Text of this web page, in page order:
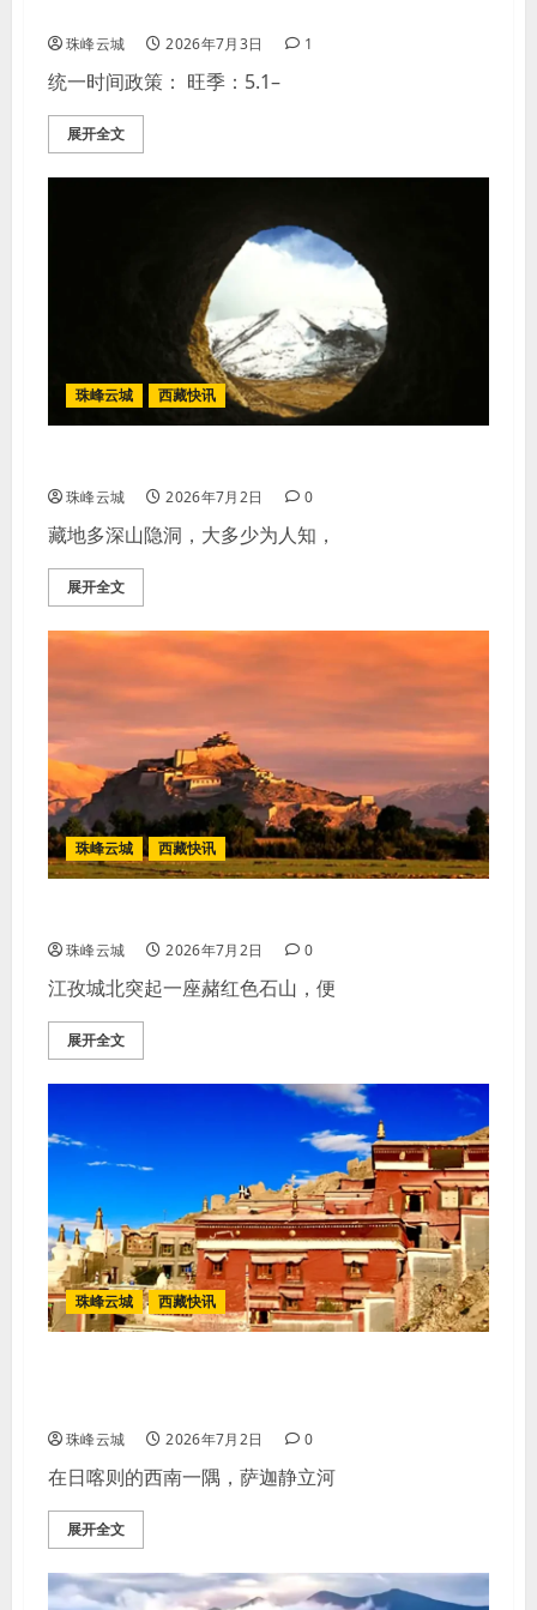
珠峰云城 2026年7月3日 1
统一时间政策： 旺季：5.1–
展开全文
珠峰云城 西藏快讯
珠峰云城 2026年7月2日 0
藏地多深山隐洞，大多少为人知，
展开全文
珠峰云城 西藏快讯
珠峰云城 2026年7月2日 0
江孜城北突起一座赭红色石山，便
展开全文
珠峰云城 西藏快讯
珠峰云城 2026年7月2日 0
在日喀则的西南一隅，萨迦静立河
展开全文